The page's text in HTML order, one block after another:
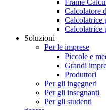
Frame
Calcolatore
Calcolatrice
Calcolatrice
Soluzioni
Per le imprese
Piccole e
Grandi
Produttori
Per gli ingegneri
Per gli insegnanti
Per gli studenti